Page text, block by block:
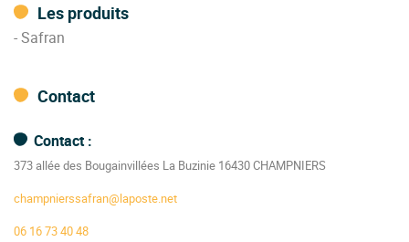
Les produits
- Safran
Contact
Contact :
373 allée des Bougainvillées La Buzinie 16430 CHAMPNIERS
champnierssafran@laposte.net
06 16 73 40 48